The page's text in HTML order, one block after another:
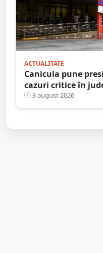
ACTUALITATE
Canicula pune
cazuri critice în
3 august 2026